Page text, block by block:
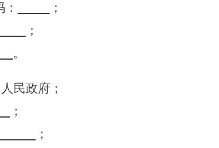
；
；
。
人民政府 ；
；
；